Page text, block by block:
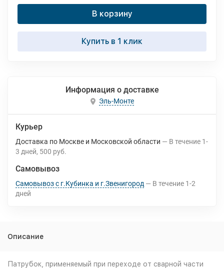
В корзину
Купить в 1 клик
Информация о доставке
Эль-Монте
Курьер
Доставка по Москве и Московской области В течение 1-
3 дней 500 руб.
Самовывоз
Самовывоз с г.Кубинка и г.Звенигород В течение 1-2
дней
Описание
Патрубок, применяемый при переходе от сварной части